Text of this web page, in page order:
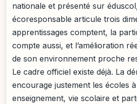
nationale et présenté sur
écoresponsable articule trois
apprentissages comptent, la
compte aussi, et l’amélioration
de son environnement proche
Le cadre officiel existe déjà. La
encourage justement les écoles
enseignement, vie scolaire et